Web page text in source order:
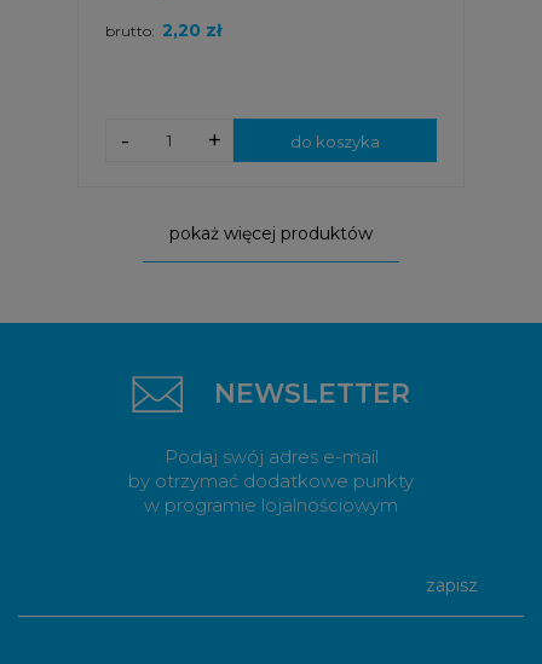
brutto: 2,20 zł
+
- do koszyka
pokaż więcej produktów
NEWSLETTER
Podaj swój adres e-mail
by otrzymać dodatkowe punkty
w programie lojalnościowym
zapisz